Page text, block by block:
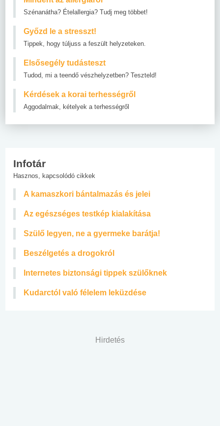
Szénanátha? Ételallergia? Tudj meg többet!
Győzd le a stresszt!
Tippek, hogy túljuss a feszült helyzeteken.
Elsősegély tudásteszt
Tudod, mi a teendő vészhelyzetben? Teszteld!
Kérdések a korai terhességről
Aggodalmak, kételyek a terhességről
Infotár
Hasznos, kapcsolódó cikkek
A kamaszkori bántalmazás és jelei
Az egészséges testkép kialakítása
Szülő legyen, ne a gyermeke barátja!
Beszélgetés a drogokról
Internetes biztonsági tippek szülőknek
Kudarctól való félelem leküzdése
Hirdetés